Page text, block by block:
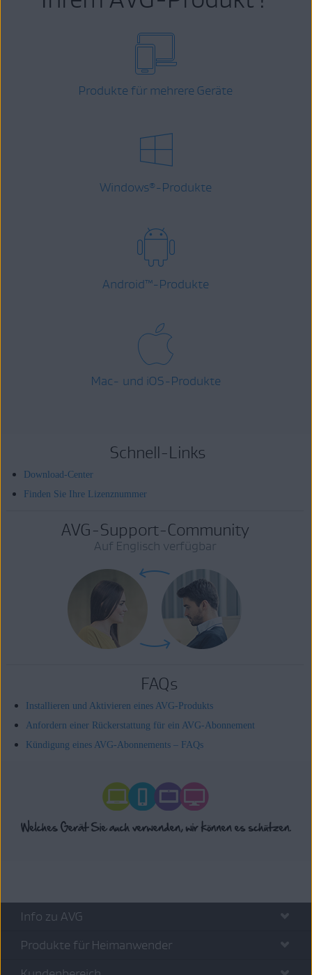
Produkte für mehrere Geräte
Windows® -Produkte
Android™-Produkte
Mac- und iOS-Produkte
Schnell-Links
Download-Center
Finden Sie Ihre Lizenznummer
AVG-Support-Community
Auf Englisch verfügbar
FAQs
Installieren und Aktivieren eines AVG-Produkts
Anfordern einer Rückerstattung für ein AVG-Abonnement
Kündigung eines AVG-Abonnements – FAQs
Info zu AVG
Produkte für Heimanwender